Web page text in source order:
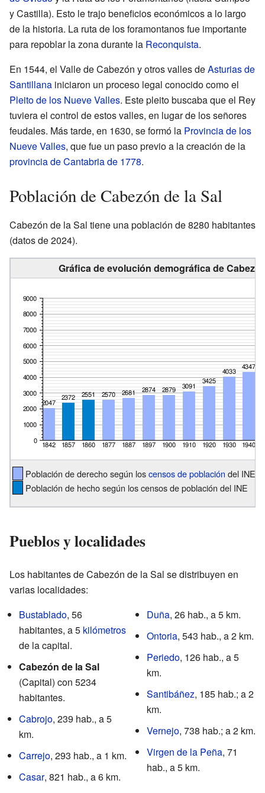
y Castilla). Esto le trajo beneficios económicos a lo largo
de la historia. La ruta de los foramontanos fue importante
para repoblar la zona durante la Reconquista.
En 1544, el Valle de Cabezón y otros valles deAsturias de
Santillana iniciaron un proceso legal conocido como el
Pleito de los Nueve Valles. Este pleito buscaba que el Rey
tuviera el control de estos valles, en lugar de los señores
feudales. Más tarde, en 1630, se formó la Provincia de los
Nueve Valles, que fue un paso previo a la creación de la
provincia de Cantabria de 1778.
Población de Cabezón de la Sal
Cabezón de la Sal tiene una población de 8280 habitantes
(datos de 2024).
Gráfica de evolución demográfica de
Población de derecho según loscensos de población del INE
Población de hecho según los censos de población del INE
Pueblos y localidades
Los habitantes de Cabezón de la Sal se distribuyen en
varias localidades:
Bustablado, 56
habitantes, a 5 kilómetros
de la capital.
Cabezón de la Sal
(Capital) con 5234
habitantes.
Cabrojo, 239 hab., a 5
km.
Carrejo, 293 hab., a 1 km.
Casar, 821 hab., a 6 km.
Duña, 26 hab., a 5 km.
Ontoria, 543 hab., a 2 km.
Periedo, 126 hab., a 5
km.
Santibáñez, 185 hab.; a 2
km.
Vernejo, 738 hab.; a 2 km.
Virgen de la Peña, 71
hab., a 5 km.